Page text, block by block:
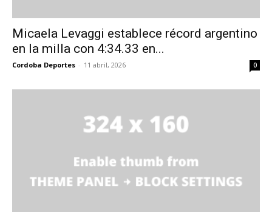
Micaela Levaggi establece récord argentino
en la milla con 4:34.33 en...
Cordoba Deportes - 11 abril, 2026 0